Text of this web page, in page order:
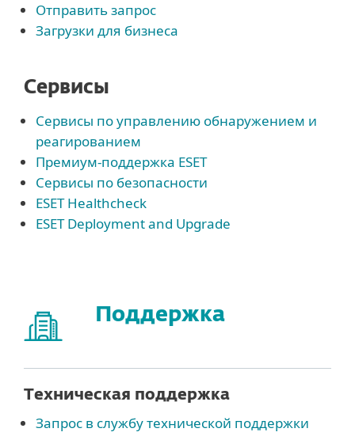
Отправить запрос
Загрузки для бизнеса
Сервисы
Сервисы по управлению обнаружением и
реагированием
Премиум-поддержка ESET
Сервисы по безопасности
ESET Healthcheck
ESET Deployment and Upgrade
Поддержка
Техническая поддержка
Запрос в службу технической поддержки